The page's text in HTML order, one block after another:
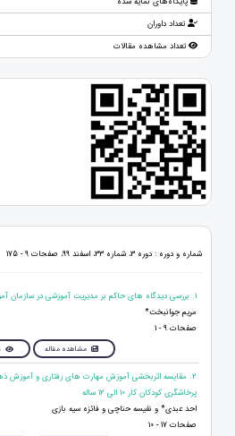
تعداد داوران
تعداد مشاهده مقالات
شماره و دوره : دوره 3، شماره 33، اسفند 99، صفحات 9 - 175
1. بررسی دیدگاه های حاکم بر مدیریت آموزشی در سازمان آموزش و پرورش
مریم جوانبخت*
صفحات 9 - 1
مشاهده مقاله
2. مقایسه اثربخشی آموزش مهارت های رفتاری و آموزش
پرخاشگری کودکان کار 10 الی 12 ساله
احد عبدی* و نفیسه حناچی و فائزه سیه بازی
صفحات 17 - 10